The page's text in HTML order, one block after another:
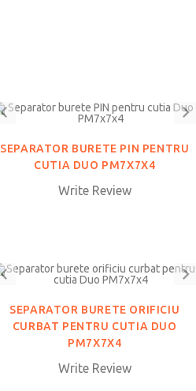
SEPARATOR BURETE PIN PENTRU
CUTIA DUO PM7X7X4
Write Review
SEPARATOR BURETE ORIFICIU
CURBAT PENTRU CUTIA DUO
PM7X7X4
Write Review